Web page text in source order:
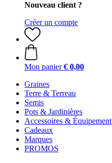
Nouveau client ?
Créer un compte
Mon panier € 0,00
Graines
Terre & Terreau
Semis
Pots & Jardinières
Accessoires & Équipement
Cadeaux
Marques
PROMOS